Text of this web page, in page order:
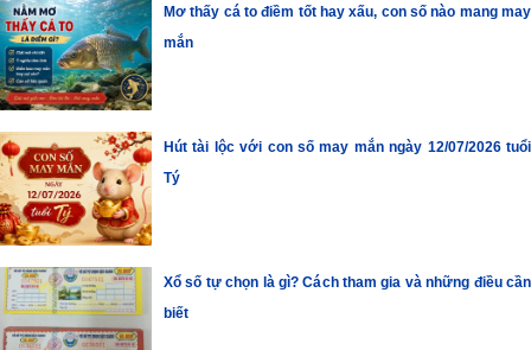
Mơ thấy cá to điềm tốt hay xấu, con số nào mang may
mắn
Hút tài lộc với con số may mắn ngày 12/07/2026 tuổi
Tý
Xổ số tự chọn là gì? Cách tham gia và những điều cần
biết